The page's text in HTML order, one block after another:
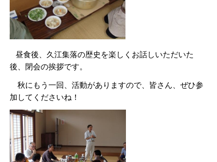
昼食後、久江集落の歴史を楽しくお話しいただいた
後、閉会の挨拶です。
秋にもう一回、活動がありますので、皆さん、ぜひ参
加してくださいね！